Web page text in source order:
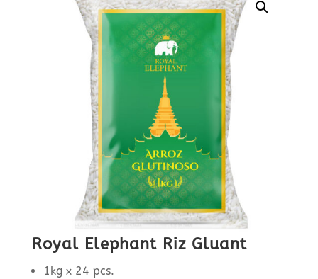
Royal Elephant Riz Gluant
1kg x 24 pcs.